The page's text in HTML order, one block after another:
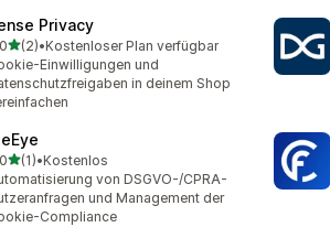
Privacy
von 5 Sternen
(2) insgesamt
•Kostenloser Plan verfügbar
Einwilligungen und
in deinem Shop
von 5 Sternen
(1) insgesamt
•Kostenlos
von DSGVO-/CPRA-
und Management der
Compliance